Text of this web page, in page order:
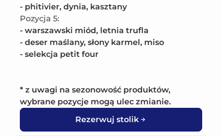
- phitivier, dynia, kasztany
Pozycja 5:
- warszawski miód, letnia trufla
- deser maślany, słony karmel, miso
- selekcja petit four
* z uwagi na sezonowość produktów,
wybrane pozycje mogą ulec zmianie.
Rezerwuj stolik